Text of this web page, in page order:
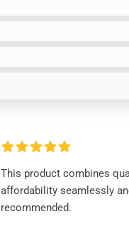
This product combines
affordability seamlessly
recommended.